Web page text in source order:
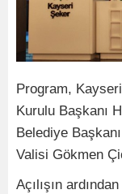
Program,
Kurulu Başkanı
Belediye
Valisi Gökmen
Açılışın